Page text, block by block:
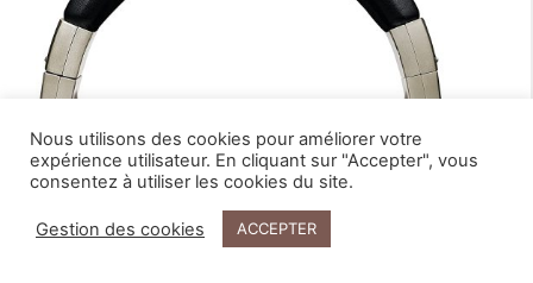
Nous utilisons des cookies pour améliorer votre
expérience utilisateur. En cliquant sur "Accepter", vous
consentez à utiliser les cookies du site.
Gestion des cookies ACCEPTER